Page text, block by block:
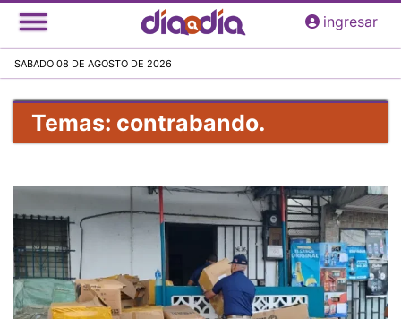
Pasar
al
principal
ingresar
SABADO 08 DE AGOSTO DE 2026
Temas: contrabando.